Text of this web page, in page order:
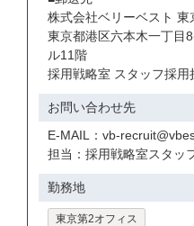
株式会社ベリーベスト 東
東京都港区六本木一丁目
ル11階
採用戦略室 スタッフ採用
お問い合わせ先
E-MAIL：vb-
担当：採用戦略室スタッ
勤務地
東京第2オフィス